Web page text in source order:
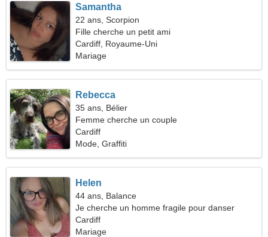
Samantha
22 ans, Scorpion
Fille cherche un petit ami
Cardiff, Royaume-Uni
Mariage
Rebecca
35 ans, Bélier
Femme cherche un couple
Cardiff
Mode, Graffiti
Helen
44 ans, Balance
Je cherche un homme fragile pour danser
Cardiff
Mariage